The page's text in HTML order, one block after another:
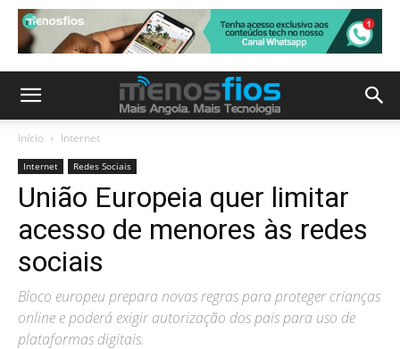
Início Internet
Internet Redes Sociais
União Europeia quer limitar
acesso de menores às redes
sociais
Bloco europeu prepara novas regras para proteger crianças
online e poderá exigir autorização dos pais para uso de
plataformas digitais.